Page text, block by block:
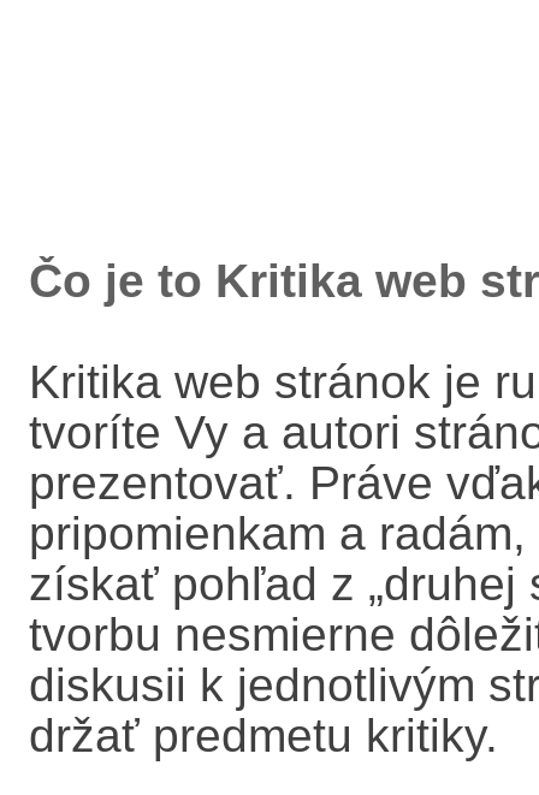
Čo je to Kritika web
Kritika web stránok je
tvoríte Vy a autori
prezentovať. Práve
pripomienkam a
získať pohľad z „druhej
tvorbu nesmierne
diskusii k jednotlivým
držať predmetu kritiky.